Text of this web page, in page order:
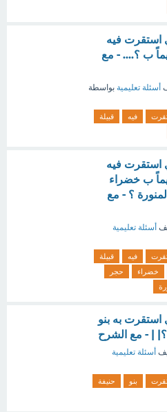
استقرت فيه
ب ؟.... - مع
أسئلة تعليمية بواسطة
فيه
قبيلة
استقرت فيه
ب خضراء
؟ - مع
أسئلة تعليمية
فيه
قبيلة
خضراء
حجر
استقرت به بنو
؟| | - مع الشرح
أسئلة تعليمية
بنو
حنيفة